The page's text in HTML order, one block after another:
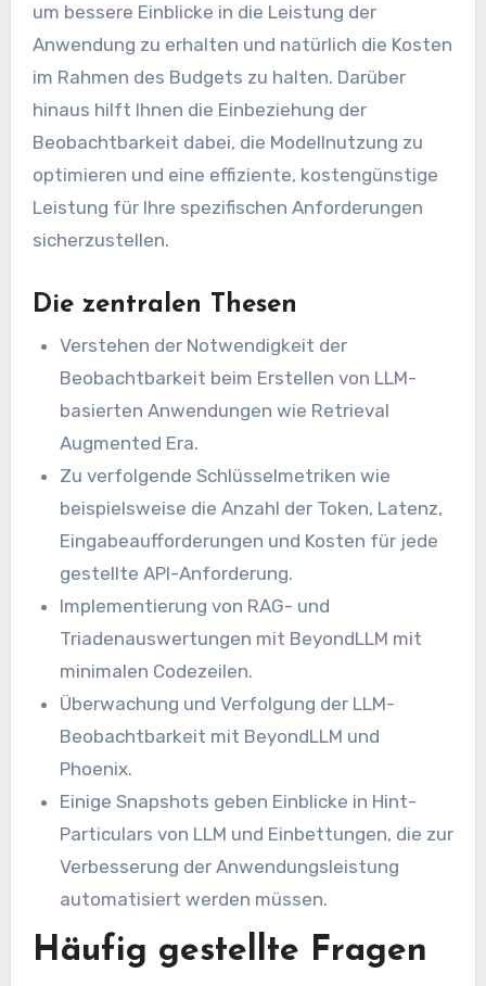
um bessere Einblicke in die Leistung der
Anwendung zu erhalten und natürlich die Kosten
im Rahmen des Budgets zu halten. Darüber
hinaus hilft Ihnen die Einbeziehung der
Beobachtbarkeit dabei, die Modellnutzung zu
optimieren und eine effiziente, kostengünstige
Leistung für Ihre spezifischen Anforderungen
sicherzustellen.
Die zentralen Thesen
Verstehen der Notwendigkeit der
Beobachtbarkeit beim Erstellen von LLM-
basierten Anwendungen wie Retrieval
Augmented Era.
Zu verfolgende Schlüsselmetriken wie
beispielsweise die Anzahl der Token, Latenz,
Eingabeaufforderungen und Kosten für jede
gestellte API-Anforderung.
Implementierung von RAG- und
Triadenauswertungen mit BeyondLLM mit
minimalen Codezeilen.
Überwachung und Verfolgung der LLM-
Beobachtbarkeit mit BeyondLLM und
Phoenix.
Einige Snapshots geben Einblicke in Hint-
Particulars von LLM und Einbettungen, die zur
Verbesserung der Anwendungsleistung
automatisiert werden müssen.
Häufig gestellte Fragen